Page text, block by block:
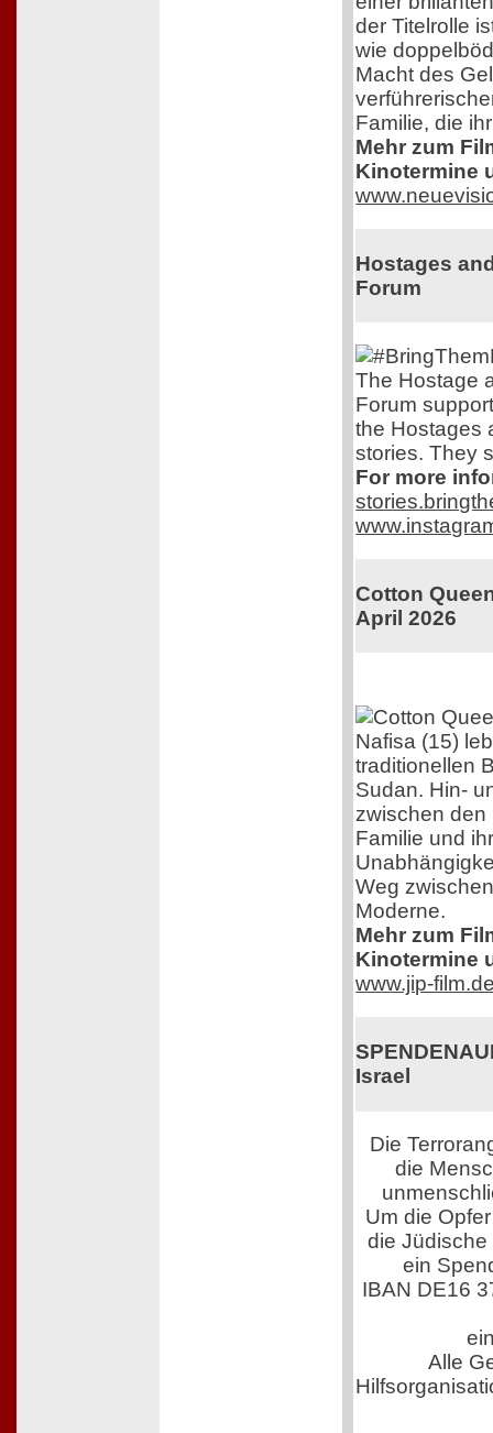
der Titelrolle
wie
Macht des
Familie, die
Mehr zum
Kinotermine
Hostages
Forum
The Hostage
Forum
the Hostages
stories. They
For more
Cotton
April 2026
Nafisa (15)
traditionellen
Sudan. Hin-
zwischen den
Familie und
Weg
Moderne.
Mehr zum
Kinotermine
www.jip-
Israel
Die
die
Um die
die
ein
IBAN DE16
Alle